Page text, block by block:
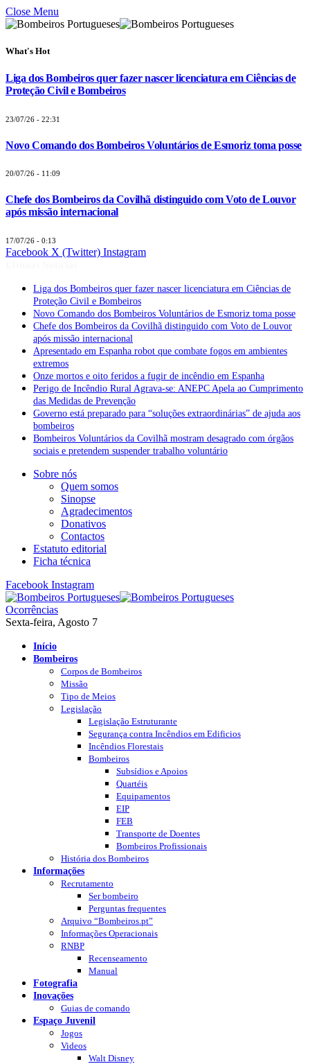
Close Menu
What's Hot
Liga dos Bombeiros quer fazer nascer licenciatura em Ciências de
Proteção Civil e Bombeiros
23/07/26 - 22:31
Novo Comando dos Bombeiros Voluntários de Esmoriz toma posse
20/07/26 - 11:09
Chefe dos Bombeiros da Covilhã distinguido com Voto de Louvor
após missão internacional
17/07/26 - 0:13
Facebook X (Twitter) Instagram
Liga dos Bombeiros quer fazer nascer licenciatura em Ciências de
Proteção Civil e Bombeiros
Novo Comando dos Bombeiros Voluntários de Esmoriz toma posse
Chefe dos Bombeiros da Covilhã distinguido com Voto de Louvor
após missão internacional
Apresentado em Espanha robot que combate fogos em ambientes
extremos
Onze mortos e oito feridos a fugir de incêndio em Espanha
Perigo de Incêndio Rural Agrava-se: ANEPC Apela ao Cumprimento
das Medidas de Prevenção
Governo está preparado para “soluções extraordinárias” de ajuda aos
bombeiros
Bombeiros Voluntários da Covilhã mostram desagrado com órgãos
sociais e pretendem suspender trabalho voluntário
Sobre nós
Quem somos
Sinopse
Agradecimentos
Donativos
Contactos
Estatuto editorial
Ficha técnica
Facebook Instagram
Ocorrências
Sexta-feira, Agosto 7
Início
Bombeiros
Corpos de Bombeiros
Missão
Tipo de Meios
Legislação
Legislação Estruturante
Segurança contra Incêndios em Edificios
Incêndios Florestais
Bombeiros
Subsídios e Apoios
Quartéis
Equipamentos
EIP
FEB
Transporte de Doentes
Bombeiros Profissionais
História dos Bombeiros
Informações
Recrutamento
Ser bombeiro
Perguntas frequentes
Arquivo “Bombeiros.pt”
Informações Operacionais
RNBP
Recenseamento
Manual
Fotografia
Inovações
Guias de comando
Espaço Juvenil
Jogos
Videos
Walt Disney